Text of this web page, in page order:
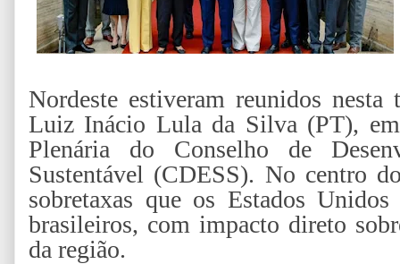
Nordeste estiveram reunidos
Luiz Inácio Lula da Silva (PT),
Plenária do Conselho de
Sustentável (CDESS). No centro
sobretaxas que os Estados
brasileiros, com impacto direto
da região.